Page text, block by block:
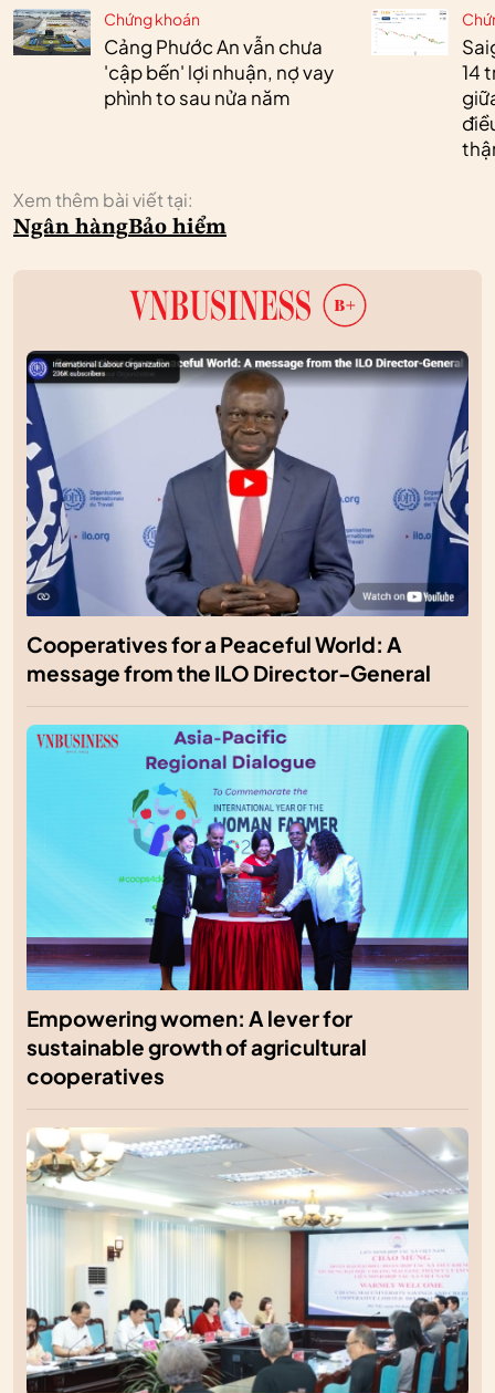
Chứng khoán
Cảng Phước An vẫn chưa
'cập bến' lợi nhuận, nợ vay
phình to sau nửa năm
14
Xem thêm bài viết tại:
Ngân hàngBảo hiểm
Cooperatives for a Peaceful World: A
message from the ILO Director-General
Empowering women: A lever for
sustainable growth of agricultural
cooperatives